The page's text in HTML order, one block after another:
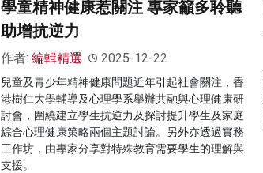
學童精神健康惹關注 專家籲多聆聽
助增抗逆力
作者: 編輯精選 2025-12-22
兒童及青少年精神健康問題近年引起社會關注，香
港樹仁大學輔導及心理學系舉辦共融與心理健康研
討會，圍繞建立學生抗逆力及探討提升學生及家庭
綜合心理健康策略兩個主題討論。另外亦透過實務
工作坊，由專家分享對特殊教育需要學生的理解與
支援。